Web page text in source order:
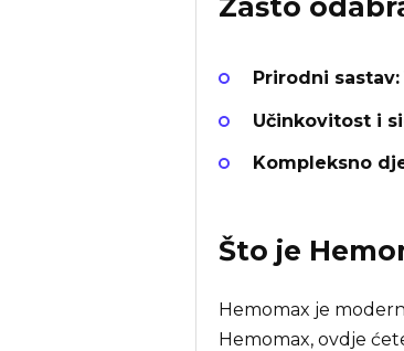
Zašto
Prirodni sastav:
Učinkovitost i
Kompleksno
Što je
Hemomax je
Hemomax, ovdje